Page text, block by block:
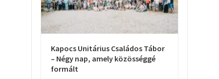
Kapocs Unitárius Családos Tábor
– Négy nap, amely közösséggé
formált